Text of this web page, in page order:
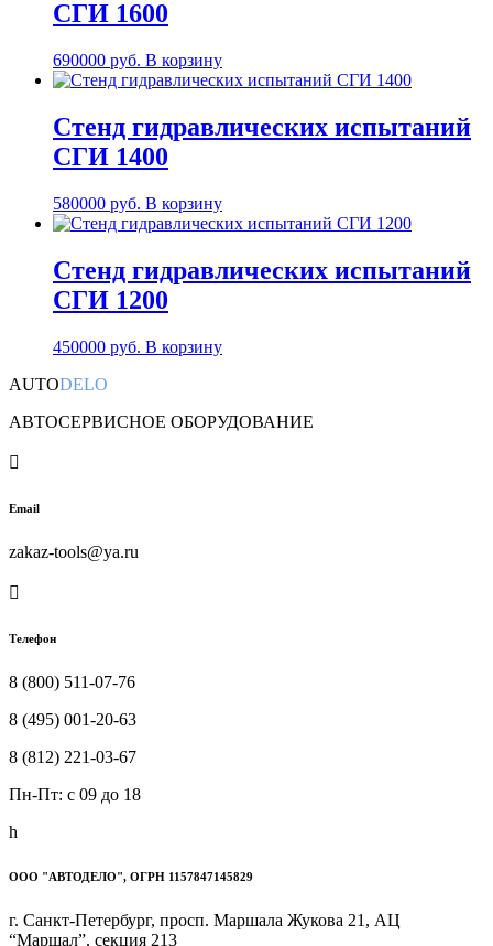
СГИ 1600
690000 руб. В корзину
Стенд гидравлических испытаний
СГИ 1400
580000 руб. В корзину
Стенд гидравлических испытаний
СГИ 1200
450000 руб. В корзину
AUTODELO
АВТОСЕРВИСНОЕ ОБОРУДОВАНИЕ

Email
zakaz-tools@ya.ru

Телефон
8 (800) 511-07-76
8 (495) 001-20-63
8 (812) 221-03-67
Пн-Пт: c 09 до 18
h
ООО "АВТОДЕЛО", ОГРН 1157847145829
г. Санкт-Петербург, просп. Маршала Жукова 21, АЦ
“Маршал”, секция 213